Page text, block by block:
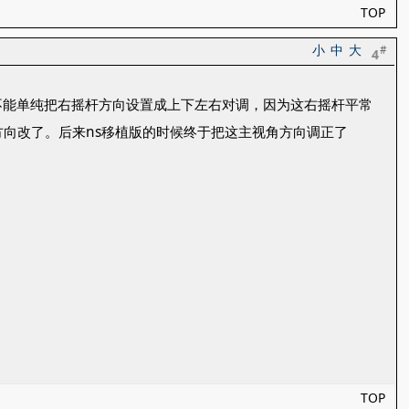
TOP
4#
大
中
小
单纯把右摇杆方向设置成上下左右对调，因为这右摇杆平常
改了。后来ns移植版的时候终于把这主视角方向调正了
TOP